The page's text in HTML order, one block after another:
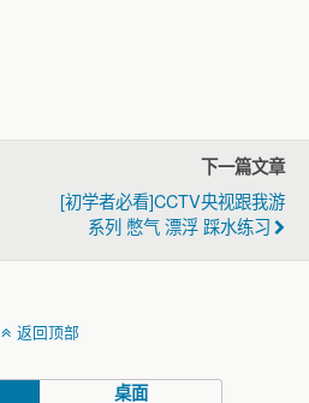
下一篇文章
[初学者必看]CCTV央视跟我游
系列 憋气 漂浮 踩水练习
返回顶部
桌面